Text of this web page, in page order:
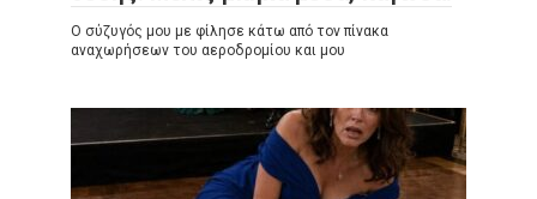
Ο σύζυγός μου με φίλησε κάτω από τον πίνακα
αναχωρήσεων του αεροδρομίου και μου